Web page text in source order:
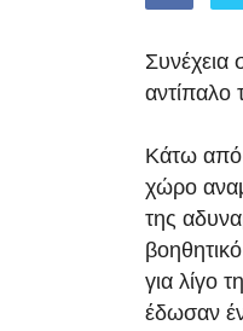
Συνέχεια
αντίπαλο
Κάτω από
χώρο
της
για λίγο
έδωσαν